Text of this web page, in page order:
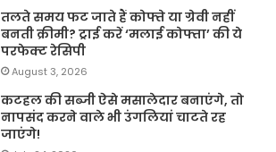
तलते समय फट जाते हैं कोफ्ते या ग्रेवी नहीं
बनती क्रीमी? ट्राई करें ‘मलाई कोफ्ता’ की ये
परफेक्ट रेसिपी
August 3, 2026
कटहल की सब्जी ऐसे मसालेदार बनाएंगे, तो
नापसंद करने वाले भी उंगलियां चाटते रह
जाएंगे!